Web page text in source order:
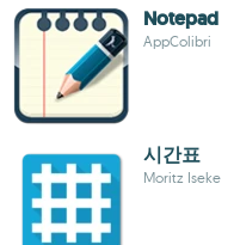
Notepad
AppColibri
시간표
Moritz Iseke